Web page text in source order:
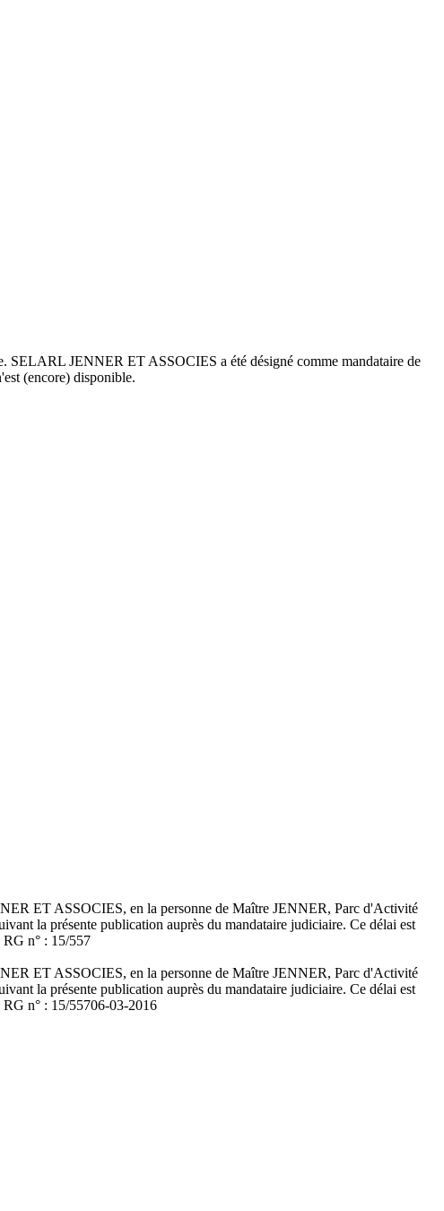
SELARL JENNER ET ASSOCIES a été désigné comme mandataire de
(encore) disponible.
ET ASSOCIES, en la personne de Maître JENNER, Parc d'Activité
la présente publication auprès du mandataire judiciaire. Ce délai est
n° : 15/557
ET ASSOCIES, en la personne de Maître JENNER, Parc d'Activité
la présente publication auprès du mandataire judiciaire. Ce délai est
n° : 15/55706-03-2016